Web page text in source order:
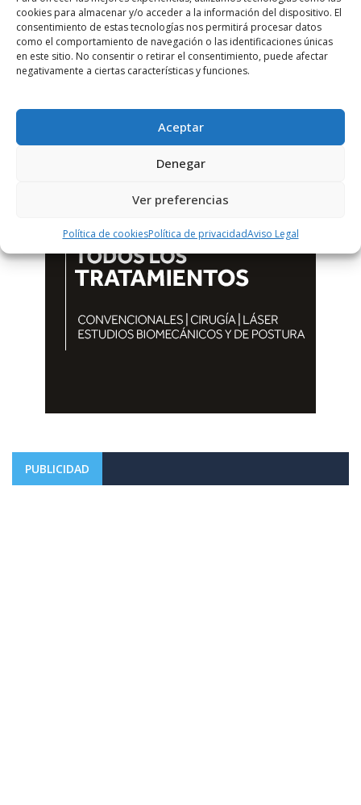
cookies para almacenar y/o acceder a la información del dispositivo. El
consentimiento de estas tecnologías nos permitirá procesar datos
como el comportamiento de navegación o las identificaciones únicas
en este sitio. No consentir o retirar el consentimiento, puede afectar
negativamente a ciertas características y funciones.
Aceptar
Denegar
Ver preferencias
Política de cookiesPolítica de privacidadAviso Legal
PUBLICIDAD